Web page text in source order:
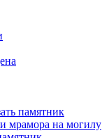
памятник
мрамора на могилу